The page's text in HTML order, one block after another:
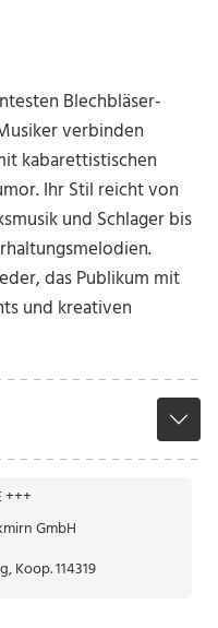
Blechbläser-
verbinden
kabarettistischen
Ihr Stil reicht von
und Schlager bis
das Publikum mit
und kreativen
+++